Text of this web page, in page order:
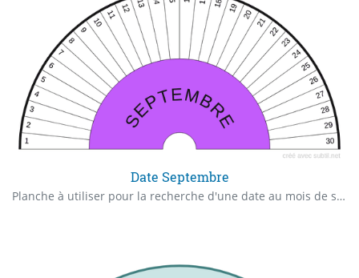
Date Septembre
Planche à utiliser pour la recherche d'une date au mois de septembre